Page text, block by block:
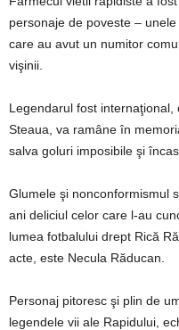
personaje de poveste –
care au avut un numitor
vişinii.
Legendarul fost
Steaua, va ramâne în
salva goluri imposibile şi
Glumele şi nonconformismul
ani deliciul celor care l-au
lumea fotbalului drept Rică
acte, este Necula Răducan.
Personaj pitoresc şi plin de
legendele vii ale Rapidului,